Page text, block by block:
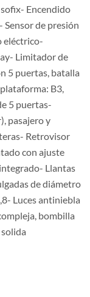
Encendido
de presión
eléctrico-
Limitador de
5 puertas, batalla
B3,
5 puertas-
pasajero y
Retrovisor
con ajuste
Llantas
de diámetro
Luces antiniebla
bombilla